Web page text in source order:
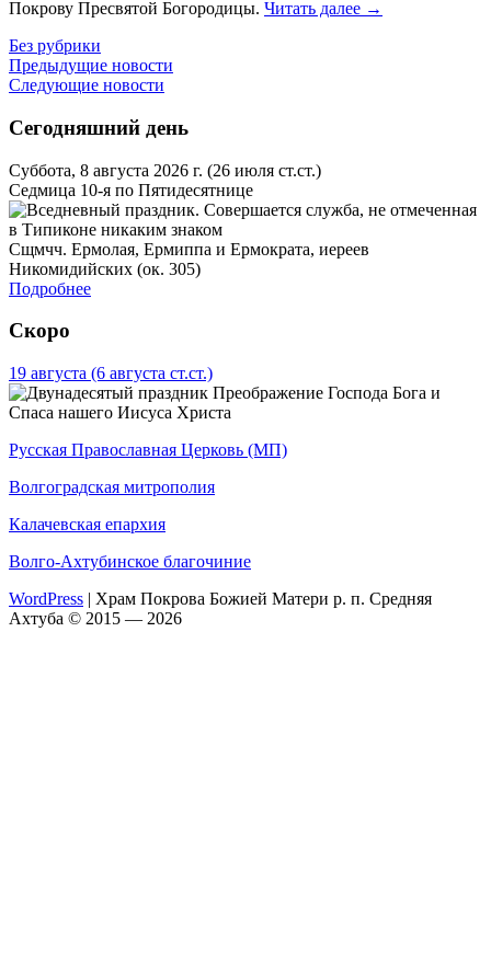
Покрову Пресвятой Богородицы. Читать далее →
Без рубрики
Предыдущие новости
Следующие новости
Сегодняшний день
Суббота, 8 августа 2026 г. (26 июля ст.ст.)
Седмица 10-я по Пятидесятнице
Сщмчч. Ермолая, Ермиппа и Ермократа, иереев
Никомидийских (ок. 305)
Подробнее
Скоро
19 августа (6 августа ст.ст.)
Преображение Господа Бога и
Спаса нашего Иисуса Христа
Русская Православная Церковь (МП)
Волгоградская митрополия
Калачевская епархия
Волго-Ахтубинское благочиние
WordPress | Храм Покрова Божией Матери р. п. Средняя
Ахтуба © 2015 — 2026